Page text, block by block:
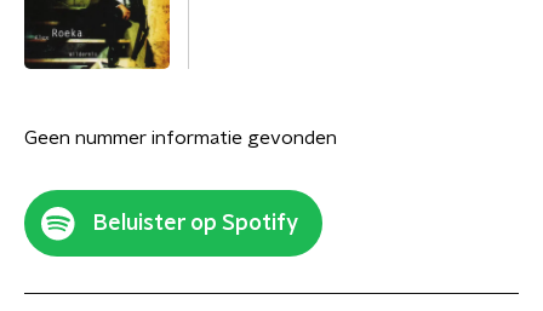
Geen nummer informatie gevonden
Beluister op Spotify